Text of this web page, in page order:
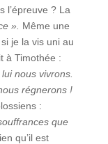
l’épreuve ? La
».
Même une
je la vis uni au
à Timothée :
nous vivrons.
régnerons !
:
que
qu’il est